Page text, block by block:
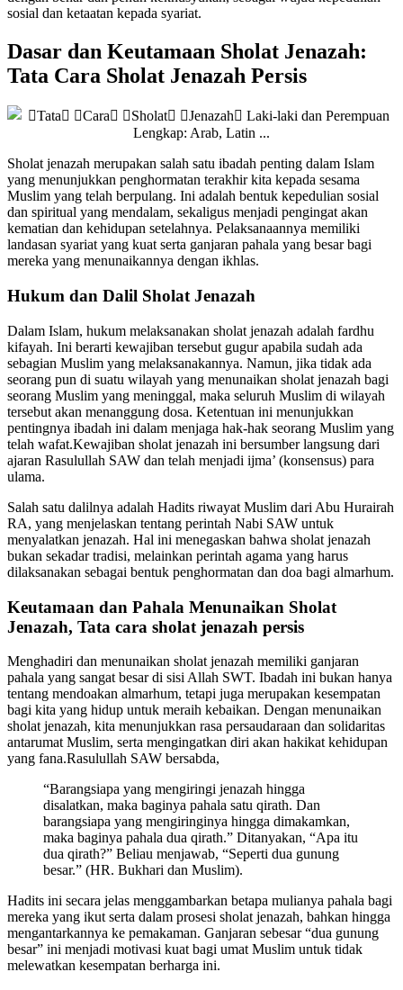
sosial dan ketaatan kepada syariat.
Dasar dan Keutamaan Sholat Jenazah:
Tata Cara Sholat Jenazah Persis
Sholat jenazah merupakan salah satu ibadah penting dalam Islam
yang menunjukkan penghormatan terakhir kita kepada sesama
Muslim yang telah berpulang. Ini adalah bentuk kepedulian sosial
dan spiritual yang mendalam, sekaligus menjadi pengingat akan
kematian dan kehidupan setelahnya. Pelaksanaannya memiliki
landasan syariat yang kuat serta ganjaran pahala yang besar bagi
mereka yang menunaikannya dengan ikhlas.
Hukum dan Dalil Sholat Jenazah
Dalam Islam, hukum melaksanakan sholat jenazah adalah fardhu
kifayah. Ini berarti kewajiban tersebut gugur apabila sudah ada
sebagian Muslim yang melaksanakannya. Namun, jika tidak ada
seorang pun di suatu wilayah yang menunaikan sholat jenazah bagi
seorang Muslim yang meninggal, maka seluruh Muslim di wilayah
tersebut akan menanggung dosa. Ketentuan ini menunjukkan
pentingnya ibadah ini dalam menjaga hak-hak seorang Muslim yang
telah wafat.Kewajiban sholat jenazah ini bersumber langsung dari
ajaran Rasulullah SAW dan telah menjadi ijma’ (konsensus) para
ulama.
Salah satu dalilnya adalah Hadits riwayat Muslim dari Abu Hurairah
RA, yang menjelaskan tentang perintah Nabi SAW untuk
menyalatkan jenazah. Hal ini menegaskan bahwa sholat jenazah
bukan sekadar tradisi, melainkan perintah agama yang harus
dilaksanakan sebagai bentuk penghormatan dan doa bagi almarhum.
Keutamaan dan Pahala Menunaikan Sholat
Jenazah, Tata cara sholat jenazah persis
Menghadiri dan menunaikan sholat jenazah memiliki ganjaran
pahala yang sangat besar di sisi Allah SWT. Ibadah ini bukan hanya
tentang mendoakan almarhum, tetapi juga merupakan kesempatan
bagi kita yang hidup untuk meraih kebaikan. Dengan menunaikan
sholat jenazah, kita menunjukkan rasa persaudaraan dan solidaritas
antarumat Muslim, serta mengingatkan diri akan hakikat kehidupan
yang fana.Rasulullah SAW bersabda,
“Barangsiapa yang mengiringi jenazah hingga
disalatkan, maka baginya pahala satu qirath. Dan
barangsiapa yang mengiringinya hingga dimakamkan,
maka baginya pahala dua qirath.” Ditanyakan, “Apa itu
dua qirath?” Beliau menjawab, “Seperti dua gunung
besar.” (HR. Bukhari dan Muslim).
Hadits ini secara jelas menggambarkan betapa mulianya pahala bagi
mereka yang ikut serta dalam prosesi sholat jenazah, bahkan hingga
mengantarkannya ke pemakaman. Ganjaran sebesar “dua gunung
besar” ini menjadi motivasi kuat bagi umat Muslim untuk tidak
melewatkan kesempatan berharga ini.